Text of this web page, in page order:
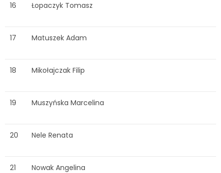
16 Łopaczyk Tomasz
17 Matuszek Adam
18 Mikołajczak Filip
19 Muszyńska Marcelina
20 Nele Renata
21 Nowak Angelina